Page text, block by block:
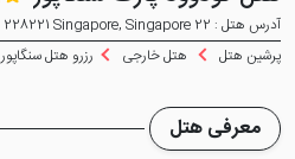
آدرس هتل : 22 Scotts Road, Orchard, 228221 Singapore, Singapore
پرشین هتل
هتل خارجی رزرو هتل سنگاپور
معرفی هتل